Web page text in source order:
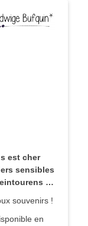
Bufquin
est cher
sensibles
…
souvenirs !
en